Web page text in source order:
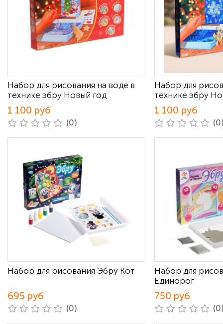
Набор для рисования на воде в
технике эбру Новый год
1 100 руб
(0)
Набор для
технике эбру
1 100 руб
Набор для рисования Эбру Кот
695 руб
(0)
Набор для
Единорог
750 руб